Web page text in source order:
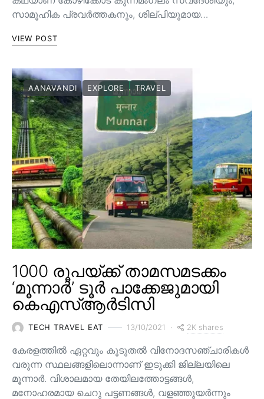
സാമൂഹിക പ്രവർത്തകനും, ശില്പിയുമായ…
VIEW POST
AANAVANDI EXPLORE TRAVEL
1000 രൂപയ്ക്ക് താമസമടക്കം
‘മൂന്നാർ’ ടൂർ പാക്കേജുമായി
കെഎസ്ആർടിസി
TECH TRAVEL EAT 13/10/2021 2K shares
കേരളത്തിൽ ഏറ്റവും കൂടുതൽ വിനോദസഞ്ചാരികൾ
വരുന്ന സ്ഥലങ്ങളിലൊന്നാണ് ഇടുക്കി ജില്ലയിലെ
മൂന്നാർ. വിശാലമായ തേയിലത്തോട്ടങ്ങള്‍,
മനോഹരമായ ചെറു പട്ടണങ്ങള്‍, വളഞ്ഞുയര്‍ന്നും